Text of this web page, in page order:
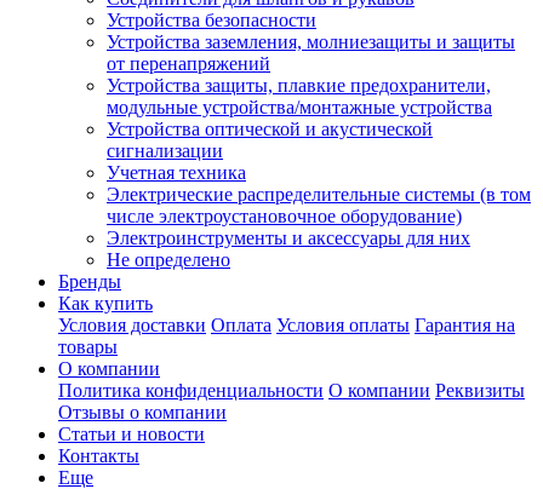
Устройства безопасности
Устройства заземления, молниезащиты и защиты
от перенапряжений
Устройства защиты, плавкие предохранители,
модульные устройства/монтажные устройства
Устройства оптической и акустической
сигнализации
Учетная техника
Электрические распределительные системы (в том
числе электроустановочное оборудование)
Электроинструменты и аксессуары для них
Не определено
Бренды
Как купить
Условия доставки Оплата Условия оплаты Гарантия на
товары
О компании
Политика конфиденциальности О компании Реквизиты
Отзывы о компании
Статьи и новости
Контакты
Еще